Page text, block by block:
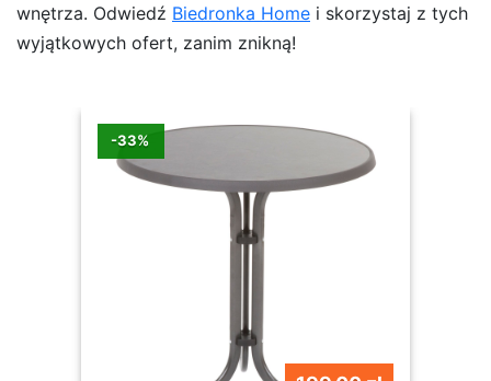
wnętrza. Odwiedź Biedronka Home i skorzystaj z tych
wyjątkowych ofert, zanim znikną!
-33%